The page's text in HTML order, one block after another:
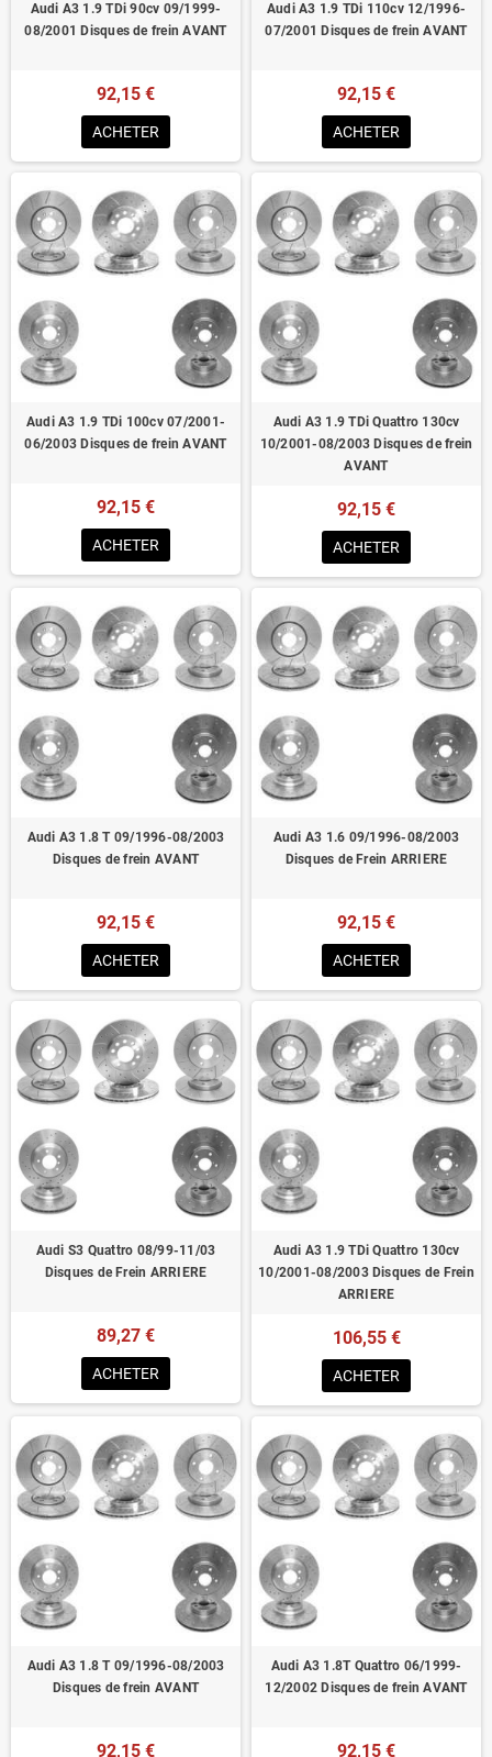
Audi A3 1.9 TDi 90cv 09/1999-
08/2001 Disques de frein AVANT
92,15 €
ACHETER
Audi A3 1.9 TDi 110cv 12/1996-
07/2001 Disques de frein AVANT
92,15 €
ACHETER
Audi A3 1.9 TDi 100cv 07/2001-
06/2003 Disques de frein AVANT
92,15 €
ACHETER
Audi A3 1.9 TDi Quattro 130cv
10/2001-08/2003 Disques de frein
AVANT
92,15 €
ACHETER
Audi A3 1.8 T 09/1996-08/2003
Disques de frein AVANT
92,15 €
ACHETER
Audi A3 1.6 09/1996-08/2003
Disques de Frein ARRIERE
92,15 €
ACHETER
Audi S3 Quattro 08/99-11/03
Disques de Frein ARRIERE
89,27 €
ACHETER
Audi A3 1.9 TDi Quattro 130cv
10/2001-08/2003 Disques de Frein
ARRIERE
106,55 €
ACHETER
Audi A3 1.8 T 09/1996-08/2003
Disques de frein AVANT
92,15 €
Audi A3 1.8T Quattro 06/1999-
12/2002 Disques de frein AVANT
92,15 €